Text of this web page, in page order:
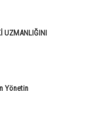
UZMANLIĞINI
Yönetin